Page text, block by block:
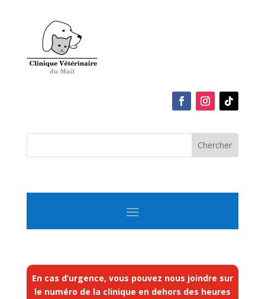
En cas d’urgence, vous pouvez nous joindre sur
le numéro de la clinique en dehors des heures